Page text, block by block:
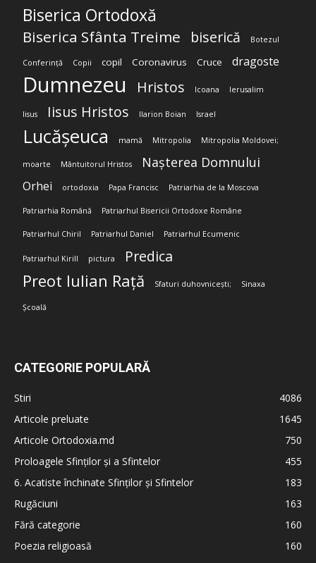
Biserica Ortodoxă
Biserica Sfânta Treime biserică Botezul
Conferință Copii copil Coronavirus Cruce dragoste
Dumnezeu Hristos Icoana Ierusalim
Iisus Iisus Hristos Ilarion Boian Israel
Lucășeuca mamă Mitropolia Mitropolia Moldovei;
moarte Mântuitorul Hristos Nașterea Domnului
Orhei ortodoxia Papa Francisc Patriarhia de la Moscova
Patriarhia Română Patriarhul Bisericii Ortodoxe Române
Patriarhul Chiril Patriarhul Daniel Patriarhul Ecumenic
Patriarhul Kirill pictura Predica
Preot Iulian Rață Sfaturi duhovnicești; Sinaxa
Școală
CATEGORIE POPULARĂ
Stiri
4086
Articole preluate
1645
Articole Ortodoxia.md
750
Proloagele Sfinților și a Sfintelor
455
6. Acatiste închinate Sfinților și Sfintelor
183
Rugăciuni
163
Fără categorie
160
Poezia religioasă
160